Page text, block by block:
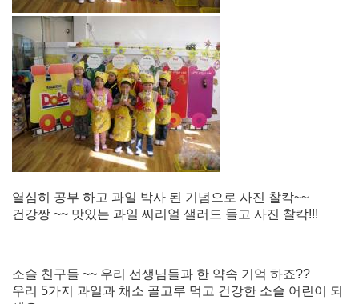
열심히 공부 하고 과일 박사 된 기념으로 사진 찰칵~~
건강짱 ~~ 맛있는 과일 씨리얼 샐러드 들고 사진 찰칵!!!
소슬 친구들 ~~ 우리 선생님들과 한 약속 기억 하죠??
우리 5가지 과일과 채소 골고루 먹고 건강한 소슬 어린이 되